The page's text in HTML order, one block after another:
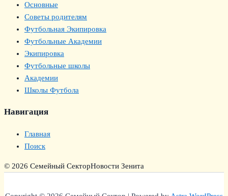
Основные
Советы родителям
Футбольная Экипировка
Футбольные Академии
Экипировка
Футбольные школы
Академии
Школы Футбола
Навигация
Главная
Поиск
© 2026 Семейный СекторНовости Зенита